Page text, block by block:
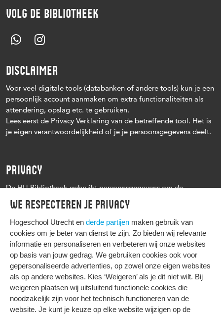
We respecteren je privacy
Hogeschool Utrecht en derde partijen maken gebruik van
cookies om je beter van dienst te zijn. Zo bieden wij relevante
informatie en personaliseren en verbeteren wij onze websites
op basis van jouw gedrag. We gebruiken cookies ook voor
gepersonaliseerde advertenties, op zowel onze eigen websites
als op andere websites. Kies ‘Weigeren’ als je dit niet wilt. Bij
weigeren plaatsen wij uitsluitend functionele cookies die
noodzakelijk zijn voor het technisch functioneren van de
website. Je kunt je keuze op elke website wijzigen op de
VOLG DE BIBLIOTHEEK
DISCLAIMER
Voor veel digitale tools (databanken of andere tools) kun je een
persoonlijk account aanmaken om extra functionaliteiten als
attendering, opslag etc. te gebruiken.
Lees eerst de Privacy Verklaring van de betreffende tool. Het is
je eigen verantwoordelijkheid of je je persoonsgegevens deelt.
PRIVACY
De HU Bibliotheek gebruikt persoonsgegevens om de
leenprocedure te kunnen uitvoeren, onder andere voor het
versturen van herinneringen en informatie over reserveringen.
Zie verder het Privacy statement Hogeschool Utrecht
HIER KOMT ALLES SAMEN
Privacy